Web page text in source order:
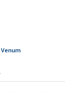
Venum